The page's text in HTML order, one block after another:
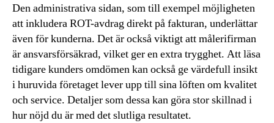
Den administrativa sidan, som till exempel möjligheten
att inkludera ROT-avdrag direkt på fakturan, underlättar
även för kunderna. Det är också viktigt att målerifirman
är ansvarsförsäkrad, vilket ger en extra trygghet. Att läsa
tidigare kunders omdömen kan också ge värdefull insikt
i huruvida företaget lever upp till sina löften om kvalitet
och service. Detaljer som dessa kan göra stor skillnad i
hur nöjd du är med det slutliga resultatet.